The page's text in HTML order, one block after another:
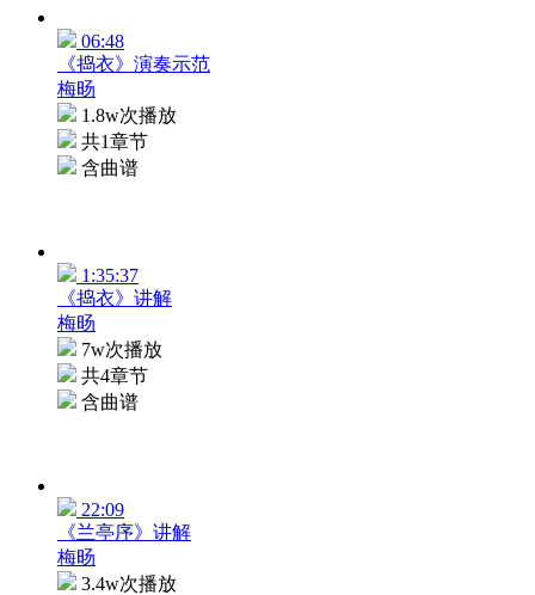
06:48
《捣衣》演奏示范
梅旸
1.8w次播放
共1章节
含曲谱
1:35:37
《捣衣》讲解
梅旸
7w次播放
共4章节
含曲谱
22:09
《兰亭序》讲解
梅旸
3.4w次播放